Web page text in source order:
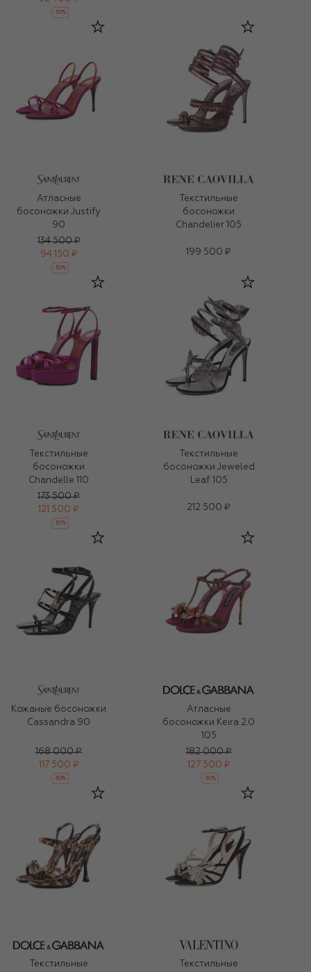
-30%
Атласные
босоножки Justify
90
134 500 ₽
94 150 ₽
-30%
Текстильные
босоножки
Chandelier 105
199 500 ₽
Текстильные
босоножки
Chandelle 110
173 500 ₽
121 500 ₽
-30%
Текстильные
босоножки Jeweled
Leaf 105
212 500 ₽
Кожаные босоножки
Cassandra 90
168 000 ₽
117 500 ₽
-30%
Атласные
босоножки Keira 2.0
105
182 000 ₽
127 500 ₽
-30%
Текстильные
Текстильные